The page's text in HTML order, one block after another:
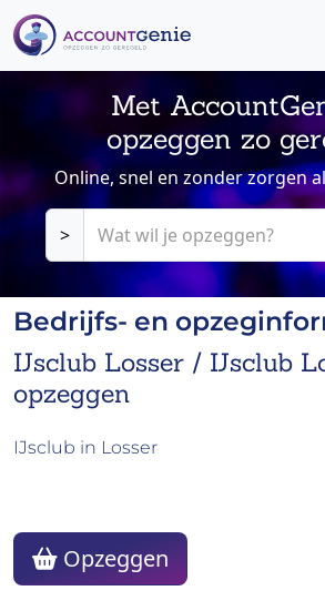
Met
opzeggen zo
Online, snel en zonder zorgen
>
Bedrijfs- en
IJsclub Losser / IJsclub
opzeggen
IJsclub in Losser
Opzeggen